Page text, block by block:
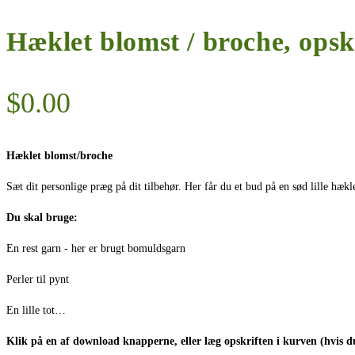
Hæklet blomst / broche,
$0.00
Hæklet blomst/broche
Sæt dit personlige præg på dit tilbehør. Her får du et bud på en sød lille
Du skal bruge:
En rest garn - her er brugt bomuldsgarn
Perler til pynt
En lille tot…
Klik på en af download knapperne, eller læg opskriften i kurven (hvis